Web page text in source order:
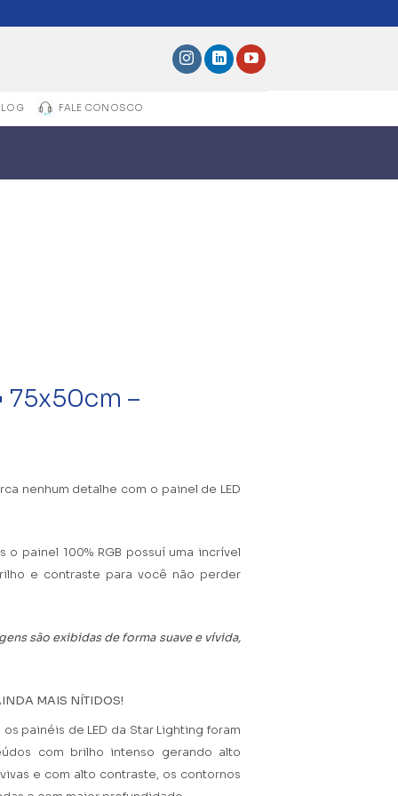
FALE CONOSCO
75x50cm –
nenhum detalhe com o painel de LED
painel 100% RGB possuí uma incrível
e contraste para você não perder
são exibidas de forma suave e vívida,
MAIS NÍTIDOS!
painéis de LED da Star Lighting foram
com brilho intenso gerando alto
e com alto contraste, os contornos